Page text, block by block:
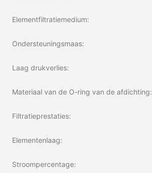
Elementfiltratiemedium:
Ondersteuningsmaas:
Laag drukverlies:
Materiaal van de O-ring van de afdichting:
Filtratieprestaties:
Elementenlaag:
Stroompercentage: